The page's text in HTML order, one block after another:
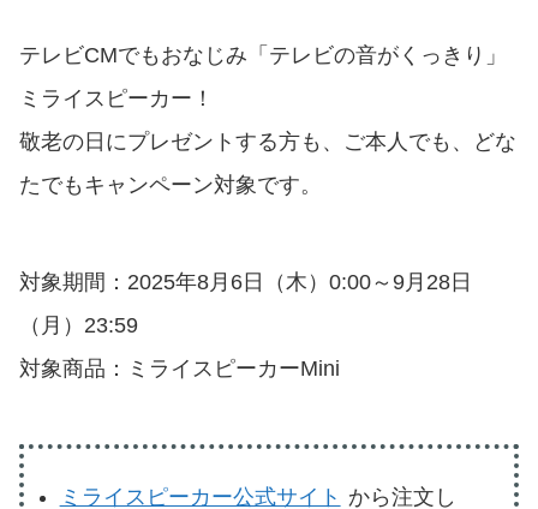
テレビCMでもおなじみ「テレビの音がくっきり」
ミライスピーカー！
敬老の日にプレゼントする方も、ご本人でも、どな
たでもキャンペーン対象です。
対象期間：2025年8月6日（木）0:00～9月28日
（月）23:59
対象商品：ミライスピーカーMini
ミライスピーカー公式サイト から注文し